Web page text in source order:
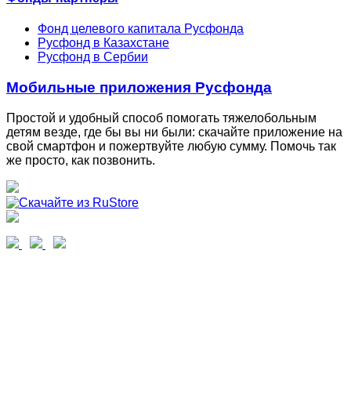
Фонд целевого капитала Русфонда
Русфонд в Казахстане
Русфонд в Сербии
Мобильные приложения Русфонда
Простой и удобный способ помогать тяжелобольным
детям везде, где бы вы ни были: скачайте приложение на
свой смартфон и пожертвуйте любую сумму. Помочь так
же просто, как позвонить.